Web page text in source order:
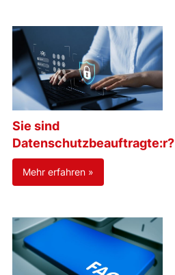
Sie sind
Datenschutzbeauftragte:r?
Mehr erfahren »